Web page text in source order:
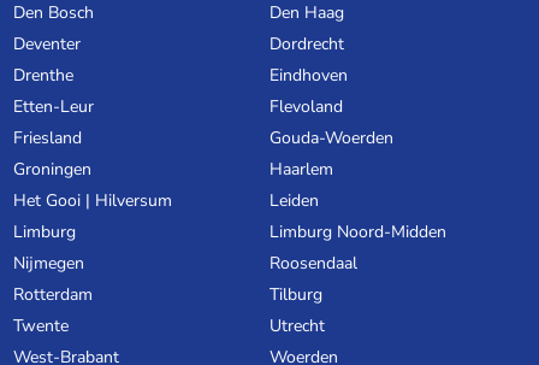
Den Bosch
Den Haag
Deventer
Dordrecht
Drenthe
Eindhoven
Etten-Leur
Flevoland
Friesland
Gouda-Woerden
Groningen
Haarlem
Het Gooi | Hilversum
Leiden
Limburg
Limburg Noord-Midden
Nijmegen
Roosendaal
Rotterdam
Tilburg
Twente
Utrecht
West-Brabant
Woerden